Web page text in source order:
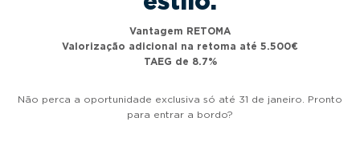
Vantagem RETOMA
Valorização adicional na retoma até 5.500€
TAEG de 8.7%
Não perca a oportunidade exclusiva só até 31 de janeiro. Pronto
para entrar a bordo?